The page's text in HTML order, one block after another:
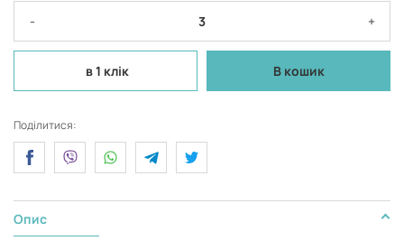
- +
в 1 клік В кошик
Поділитися:
Опис